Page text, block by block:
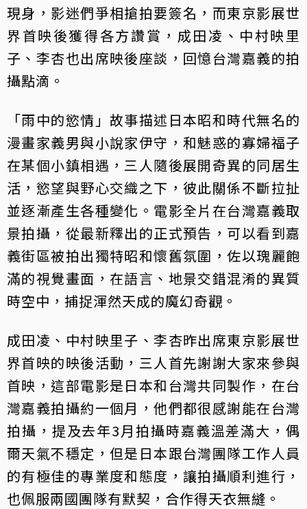
現身，影迷們爭相搶拍要簽名，而東京影展世
界首映後獲得各方讚賞，成田凌、中村映里
子、李杏也出席映後座談，回憶台灣嘉義的拍
攝點滴。
「雨中的慾情」故事描述日本昭和時代無名的
漫畫家義男與小說家伊守，和魅惑的寡婦福子
在某個小鎮相遇，三人隨後展開奇異的同居生
活，慾望與野心交織之下，彼此關係不斷拉扯
並逐漸產生各種變化。電影全片在台灣嘉義取
景拍攝，從最新釋出的正式預告，可以看到嘉
義街區被拍出獨特昭和懷舊氛圍，佐以瑰麗飽
滿的視覺畫面，在語言、地景交錯混淆的異質
時空中，捕捉渾然天成的魔幻奇觀。
成田凌、中村映里子、李杏昨出席東京影展世
界首映的映後活動，三人首先謝謝大家來參與
首映，這部電影是日本和台灣共同製作，在台
灣嘉義拍攝約一個月，他們都很感謝能在台灣
拍攝，提及去年3月拍攝時嘉義溫差滿大，偶
爾天氣不穩定，但是日本跟台灣團隊工作人員
的有極佳的專業度和態度，讓拍攝順利進行，
也佩服兩國團隊有默契，合作得天衣無縫。